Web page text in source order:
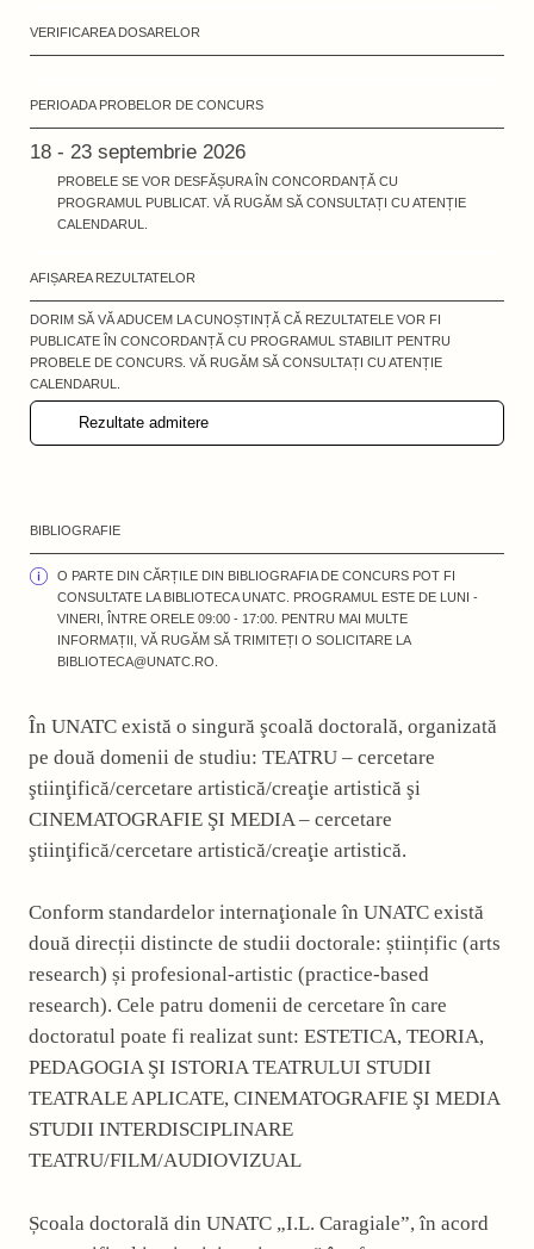
VERIFICAREA DOSARELOR
PERIOADA PROBELOR DE CONCURS
18 - 23 septembrie 2026
PROBELE SE VOR DESFĂȘURA ÎN CONCORDANȚĂ CU
PROGRAMUL PUBLICAT. VĂ RUGĂM SĂ CONSULTAȚI CU ATENȚIE
CALENDARUL.
AFIȘAREA REZULTATELOR
DORIM SĂ VĂ ADUCEM LA CUNOȘTINȚĂ CĂ REZULTATELE VOR FI
PUBLICATE ÎN CONCORDANȚĂ CU PROGRAMUL STABILIT PENTRU
PROBELE DE CONCURS. VĂ RUGĂM SĂ CONSULTAȚI CU ATENȚIE
CALENDARUL.
Rezultate admitere
BIBLIOGRAFIE
O PARTE DIN CĂRȚILE DIN BIBLIOGRAFIA DE CONCURS POT FI
CONSULTATE LA BIBLIOTECA UNATC. PROGRAMUL ESTE DE LUNI -
VINERI, ÎNTRE ORELE 09:00 - 17:00. PENTRU MAI MULTE
INFORMAȚII, VĂ RUGĂM SĂ TRIMITEȚI O SOLICITARE LA
BIBLIOTECA@UNATC.RO.
În UNATC există o singură şcoală doctorală, organizată
pe două domenii de studiu: TEATRU – cercetare
ştiinţifică/cercetare artistică/creaţie artistică şi
CINEMATOGRAFIE ŞI MEDIA – cercetare
ştiinţifică/cercetare artistică/creaţie artistică.
Conform standardelor internaţionale în UNATC există
două direcții distincte de studii doctorale: științific (arts
research) și profesional-artistic (practice-based
research). Cele patru domenii de cercetare în care
doctoratul poate fi realizat sunt: ESTETICA, TEORIA,
PEDAGOGIA ŞI ISTORIA TEATRULUI STUDII
TEATRALE APLICATE, CINEMATOGRAFIE ŞI MEDIA
STUDII INTERDISCIPLINARE
TEATRU/FILM/AUDIOVIZUAL
Școala doctorală din UNATC „I.L. Caragiale”, în acord